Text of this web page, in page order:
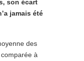
son écart
jamais été
des
à